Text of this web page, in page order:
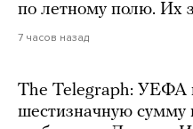
по летному полю. Их
7 часов назад
The Telegraph: УЕФА
шестизначную сумму